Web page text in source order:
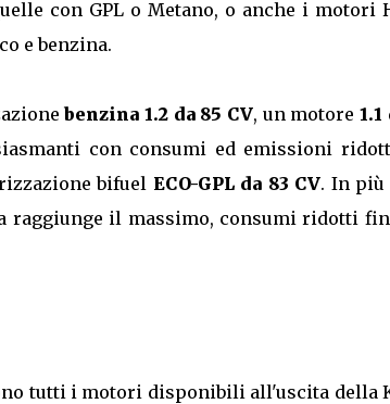
con GPL o Metano, o anche i motori
e benzina.
benzina 1.2 da 85 CV, un motore
con consumi ed emissioni
bifuel ECO-GPL da 83 CV. In più
raggiunge il massimo, consumi ridotti
tutti i motori disponibili all'uscita della